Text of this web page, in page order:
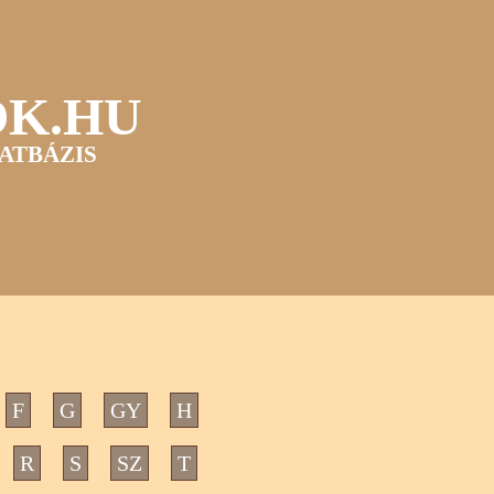
F G GY H
R S SZ T